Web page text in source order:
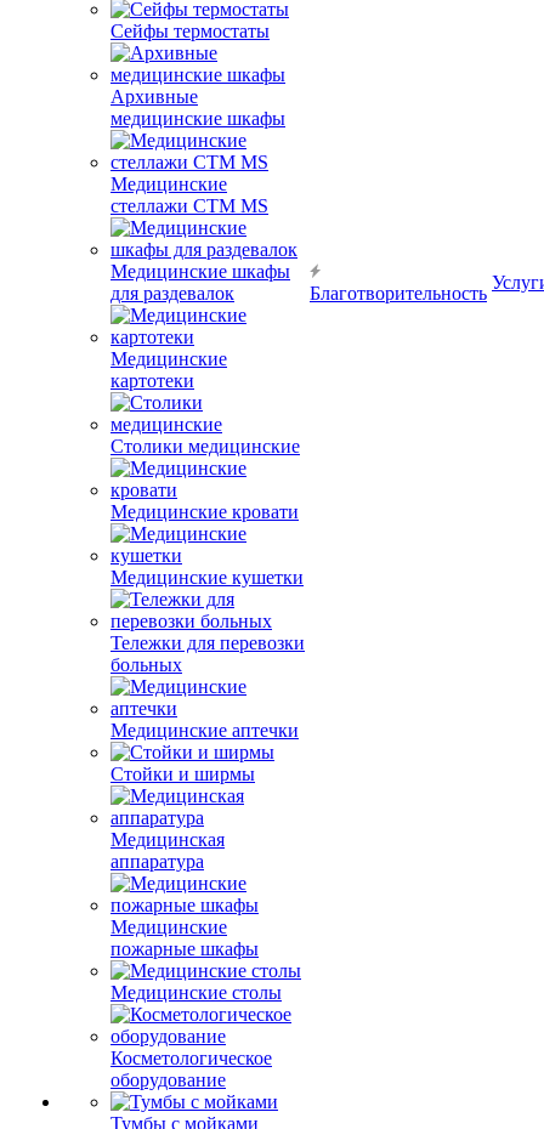
Сейфы термостаты
Архивные
медицинские шкафы
Медицинские
стеллажи CTM MS
Медицинские шкафы
для раздевалок
Медицинские
картотеки
Столики медицинские
Медицинские кровати
Медицинские кушетки
Тележки для перевозки
больных
Медицинские аптечки
Стойки и ширмы
Медицинская
аппаратура
Медицинские
пожарные шкафы
Медицинские столы
Косметологическое
оборудование
Тумбы с мойками
Благотворительность